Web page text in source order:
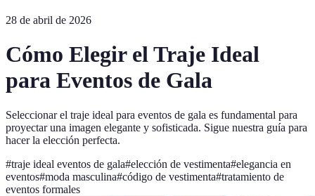
28 de abril de 2026
Cómo Elegir el Traje Ideal
para Eventos de Gala
Seleccionar el traje ideal para eventos de gala es fundamental para
proyectar una imagen elegante y sofisticada. Sigue nuestra guía para
hacer la elección perfecta.
#traje ideal eventos de gala#elección de vestimenta#elegancia en
eventos#moda masculina#código de vestimenta#tratamiento de
eventos formales